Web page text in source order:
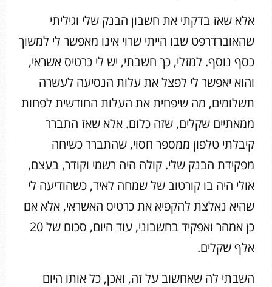
אלא שאז בדקתי את חשבון הבנק שלי וגיליתי
שהאוברדרפט שבו הייתי שרוי אינו מאפשר לי למשוך
כסף נוסף. למזלי, כך חשבתי, יש לי כרטיס אשראי,
והוא יאפשר לי לפצל את עלות הנסיעה לעשרה
תשלומים, מה שיפחית את העלות החודשית לפחות
ממאתיים שקלים, שזה כלום. אלא שאז התברר
קיבלתי טלפון ממספר חסוי, שהתברר כשיחה
מפקידת הבנק שלי. קולה היה רשמי וקודר, בעצם,
אולי היה בו קורטוב של שמחה לאיד, כשהודיעה לי
שהיא נאלצת להקפיא את כרטיס האשראי, אלא אם
כן אמהר ואפקיד בחשבוני, עוד היום, סכום של 20
אלף שקלים.
השבתי לה שאחשוב על זה, ואכן, כל אותו היום